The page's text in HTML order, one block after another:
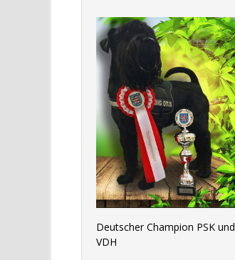
Deutscher Champion PSK und
VDH